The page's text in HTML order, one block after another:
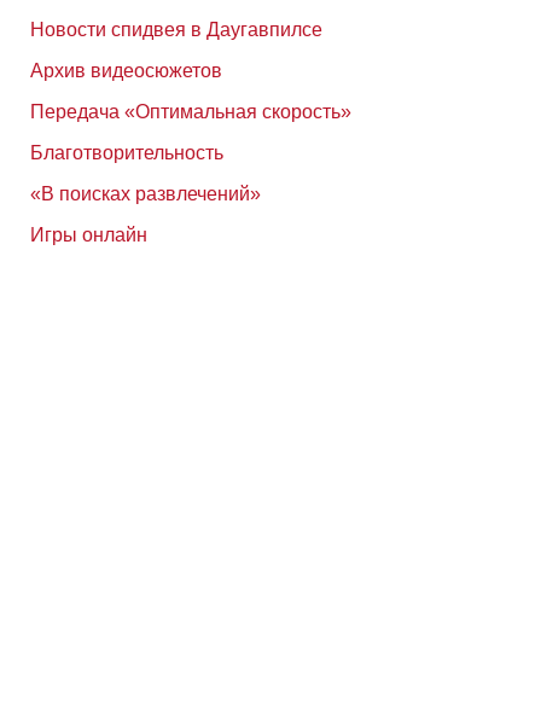
Новости спидвея в Даугавпилсе
Архив видеосюжетов
Передача «Оптимальная скорость»
Благотворительность
«В поисках развлечений»
Игры онлайн